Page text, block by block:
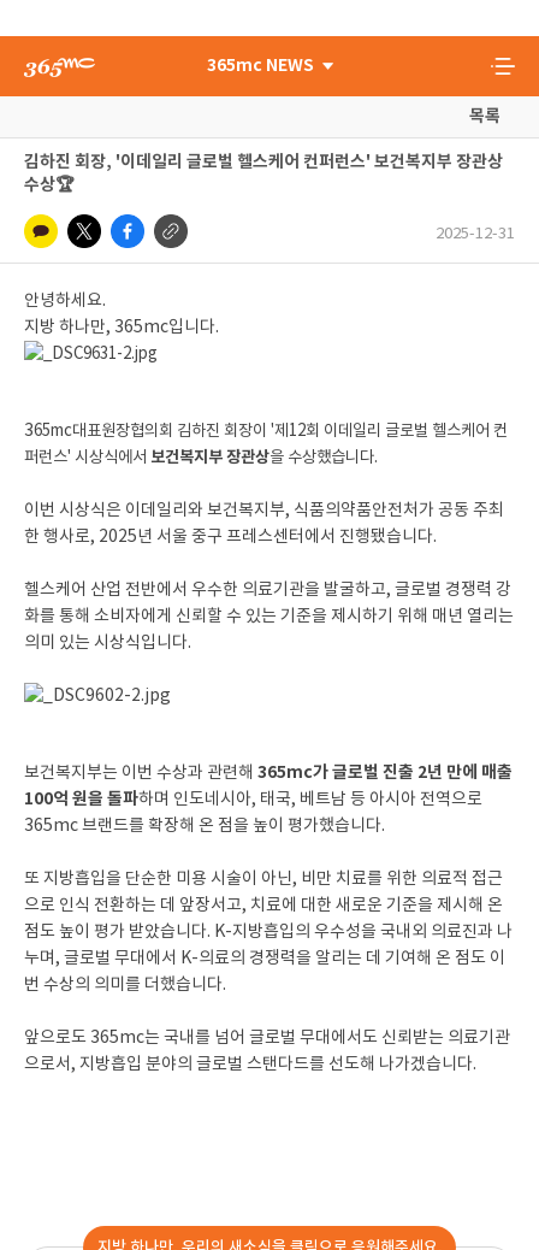
365mc NEWS
목록
김하진 회장, '이데일리 글로벌 헬스케어 컨퍼런스' 보건복지부 장관상
수상🏆
2025-12-31
안녕하세요.
지방 하나만, 365mc입니다.
365mc대표원장협의회 김하진 회장이 '제12회 이데일리 글로벌 헬스케어 컨
퍼런스' 시상식에서 보건복지부 장관상을 수상했습니다.
이번 시상식은 이데일리와 보건복지부, 식품의약품안전처가 공동 주최
한 행사로, 2025년 서울 중구 프레스센터에서 진행됐습니다.
헬스케어 산업 전반에서 우수한 의료기관을 발굴하고, 글로벌 경쟁력 강
화를 통해 소비자에게 신뢰할 수 있는 기준을 제시하기 위해 매년 열리는
의미 있는 시상식입니다.
보건복지부는 이번 수상과 관련해 365mc가 글로벌 진출 2년 만에 매출
100억 원을 돌파하며 인도네시아, 태국, 베트남 등 아시아 전역으로
365mc 브랜드를 확장해 온 점을 높이 평가했습니다.
또 지방흡입을 단순한 미용 시술이 아닌, 비만 치료를 위한 의료적 접근
으로 인식 전환하는 데 앞장서고, 치료에 대한 새로운 기준을 제시해 온
점도 높이 평가 받았습니다. K-지방흡입의 우수성을 국내외 의료진과 나
누며, 글로벌 무대에서 K-의료의 경쟁력을 알리는 데 기여해 온 점도 이
번 수상의 의미를 더했습니다.
앞으로도 365mc는 국내를 넘어 글로벌 무대에서도 신뢰받는 의료기관
으로서, 지방흡입 분야의 글로벌 스탠다드를 선도해 나가겠습니다.